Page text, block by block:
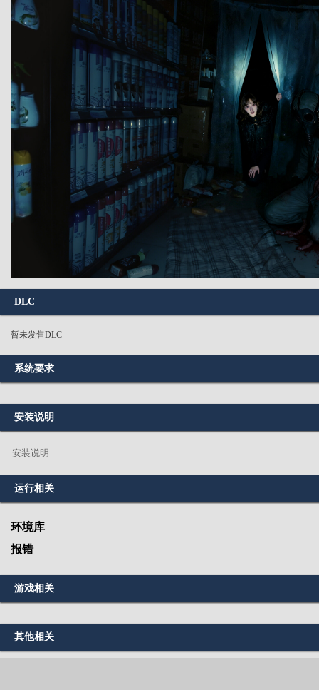
DLC
暂未发售DLC
系统要求
安装说明
安装说明
运行相关
环境库
报错
游戏相关
其他相关